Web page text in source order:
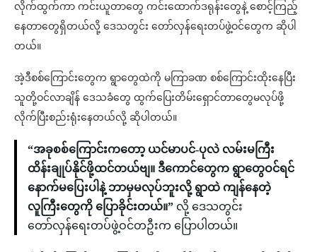
လိုက်ထွက်ကာ ကင်းယူတာတွေ ကင်းထောက်ဒရုန်းတွေနဲ့ စောင့်ကြည့်
နေတာတွေရှိတယ်လို့ ဒေသတွင်း တော်လှန်ရေးတပ်ဖွဲ့ဝင်တွေက ဆိုပါ
တယ်။
အဲ့ဒီစစ်ကြောင်းတွေက ရွာတွေထဲကို မကြာခဏ စစ်ကြောင်းထိုးနေပြီး
သူတို့ဝင်လာချိန် ဒေသခံတွေ ထွက်ပြေးတိမ်းရှောင်တာတွေမလုပ်ဖို့
လိုက်ပြီးစည်းရုံးနေတယ်လို့ ဆိုပါတယ်။
“အခုစစ်ကြောင်းကဝောာ့ ယင်မာပင်-ပုလဲ လမ်းမကြီး
ထိန်းချုပ်နိုင်ဖို့ထင်တယ်ဗျ။ ဒီကောင်တွေက ရွာတွေဝင်ရင်
နောက်မပြေးပါနဲ့ ဘာမှမလုပ်ဘူးလို့ ရွာထဲ ကျန်နေတဲ့
လူကြီးတွေကို ပြောခိုင်းတယ်။” လို့ ဒေသတွင်း
တော်လှန်ရေးတပ်ဖွဲ့ဝင်တဦးက ပြောပါတယ်။